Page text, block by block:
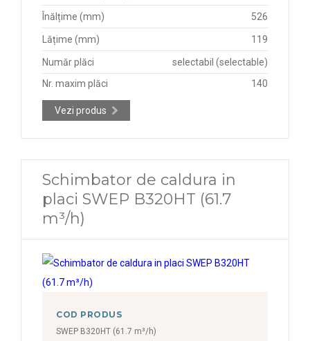
Înălțime (mm) 526
Lățime (mm) 119
Număr plăci
selectabil (selectable)
Nr. maxim plăci
140
Vezi produs
Schimbator de caldura in
placi SWEP B320HT (61.7
m³/h)
COD PRODUS
SWEP B320HT (61.7 m³/h)